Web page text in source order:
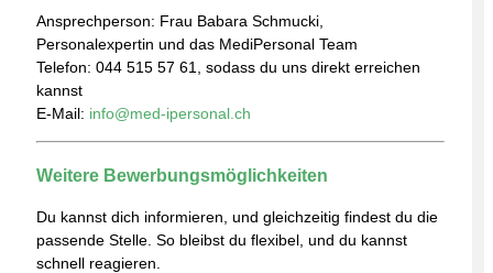
Ansprechperson: Frau Babara Schmucki,
Personalexpertin und das MediPersonal Team
Telefon: 044 515 57 61, sodass du uns direkt erreichen
kannst
E-Mail: info@med-ipersonal.ch
Weitere Bewerbungsmöglichkeiten
Du kannst dich informieren, und gleichzeitig findest du die
passende Stelle. So bleibst du flexibel, und du kannst
schnell reagieren.